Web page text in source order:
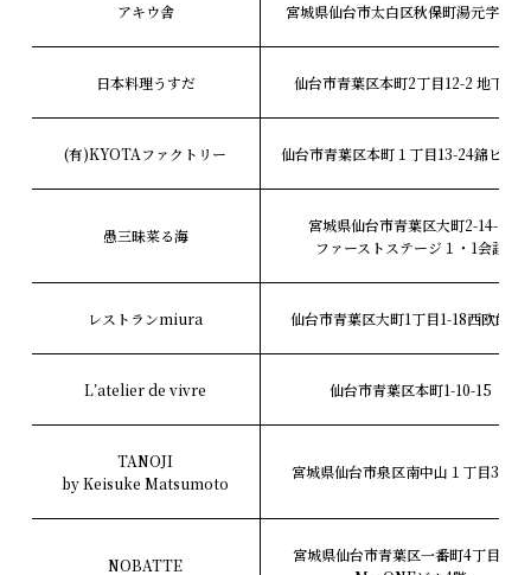
アキウ舎 宮城県仙台市太白区秋保町湯元字除9-
日本料理うすだ 仙台市青葉区本町2丁目12-2 地下1階
(有)KYOTAファクトリー 仙台市青葉区本町１丁目13-24錦ビル2
愚三昧菜る海
宮城県仙台市青葉区大町2-14-11
ファーストステージ１・1会談
レストランmiura 仙台市青葉区大町1丁目1-18西欧館1階
L’atelier de vivre 仙台市青葉区本町1-10-15
TANOJI
by Keisuke Matsumoto
宮城県仙台市泉区南中山１丁目35-61
NOBATTE
宮城県仙台市青葉区一番町4丁目3-11